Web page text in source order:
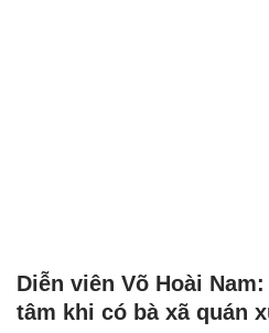
Diễn viên Võ Hoài
tâm khi có bà xã quán